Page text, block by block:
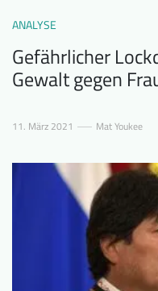
ANALYSE
Gefährlicher
Gewalt gegen
11. März 2021 Mat Youkee